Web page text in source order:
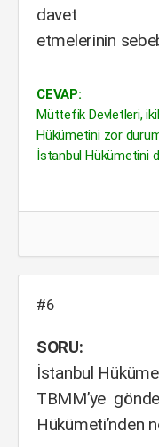
davet
etmelerinin
CEVAP:
Müttefik Devletleri,
Hükümetini zor
İstanbul Hükümetini
#6
SORU:
İstanbul
TBMM’ye
Hükümeti’nden